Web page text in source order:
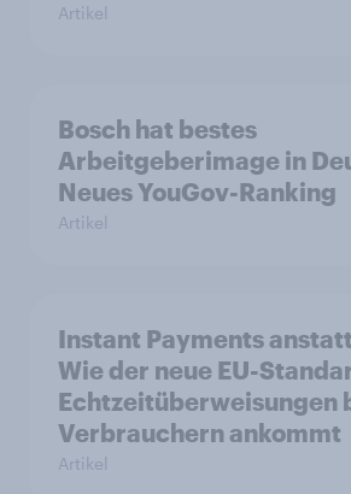
Artikel
Bosch hat bestes
Arbeitgeberimage in
Neues YouGov-Ranking
Artikel
Instant Payments
Wie der neue EU-
Echtzeitüberweisungen
Verbrauchern ankommt
Artikel